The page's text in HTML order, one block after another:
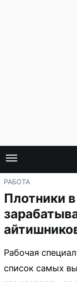
РАБОТА
Плотники
Рабочая
список самых